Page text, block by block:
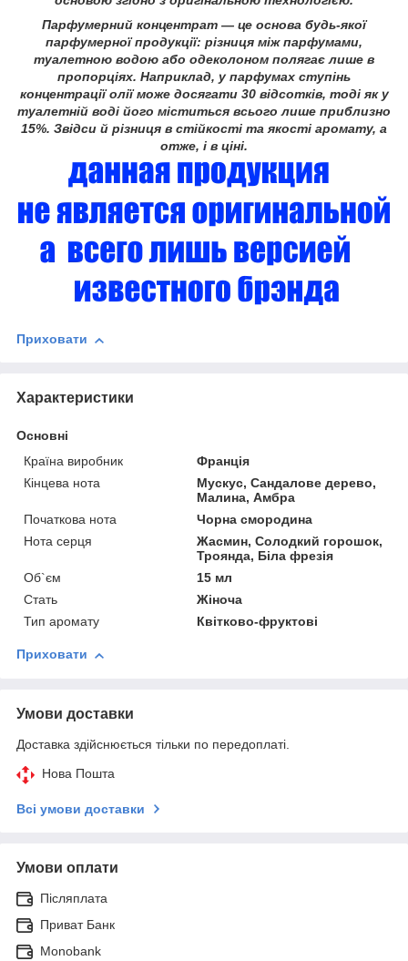
Парфумерний концентрат — це основа будь-якої
парфумерної продукції: різниця між парфумами,
туалетною водою або одеколоном полягає лише в
пропорціях. Наприклад, у парфумах ступінь
концентрації олії може досягати 30 відсотків, тоді як у
туалетній воді його міститься всього лише приблизно
15%. Звідси й різниця в стійкості та якості аромату, а
отже, і в ціні.
Приховати
Характеристики
Основні
Країна виробник
Франція
Кінцева нота
Мускус, Сандалове дерево,
Малина, Амбра
Початкова нота
Чорна смородина
Нота серця
Жасмин, Солодкий горошок,
Троянда, Біла фрезія
Об`єм
15 мл
Стать
Жіноча
Тип аромату
Квітково-фруктові
Приховати
Умови доставки
Доставка здійснюється тільки по передоплаті.
Нова Пошта
Всі умови доставки
Умови оплати
Післяплата
Приват Банк
Monobank